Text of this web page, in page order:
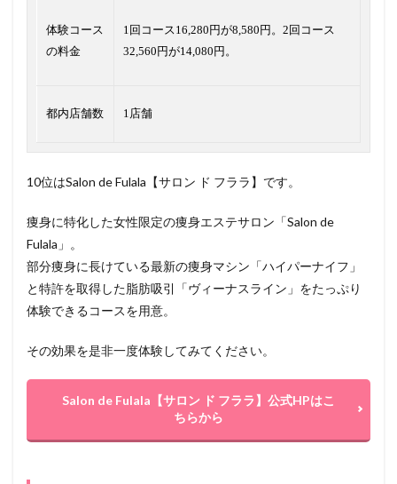
体験コース
の料金
1回コース16,280円が8,580円。2回コース
32,560円が14,080円。
都内店舗数 1店舗
10位はSalon de Fulala【サロン ド フララ】です。
痩身に特化した女性限定の痩身エステサロン「Salon de
Fulala」。
部分痩身に長けている最新の痩身マシン「ハイパーナイフ」
と特許を取得した脂肪吸引「ヴィーナスライン」をたっぷり
体験できるコースを用意。
その効果を是非一度体験してみてください。
Salon de Fulala【サロン ド フララ】公式HPはこ
ちらから